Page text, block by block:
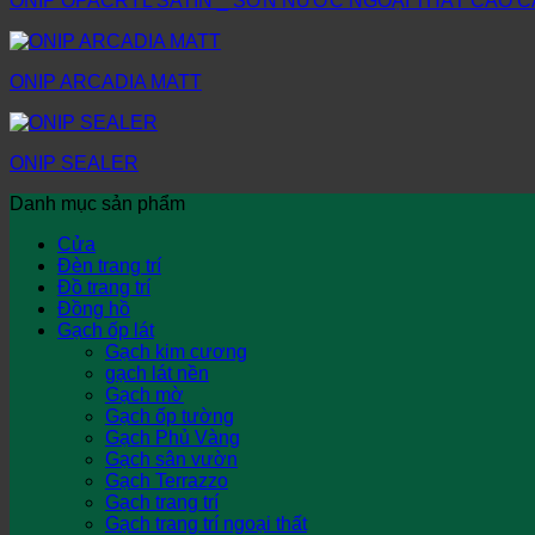
ONIP ARCADIA MATT
ONIP SEALER
Danh mục sản phẩm
Cửa
Đèn trang trí
Đồ trang trí
Đồng hồ
Gạch ốp lát
Gạch kim cương
gạch lát nền
Gạch mờ
Gạch ốp tường
Gạch Phủ Vàng
Gạch sân vườn
Gạch Terrazzo
Gạch trang trí
Gạch trang trí ngoại thất